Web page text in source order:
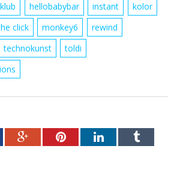
hellobabybar instant
kolor
click monkey6
rewind
technokunst
toldi
Google+PinterestLinkedInTumblr